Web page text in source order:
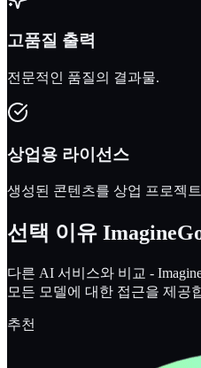
고품질 출력
전문적인 품질의 결과물.
상업용 라이선스
생성된 콘텐츠를 상업 프로젝
선택 이유
다른 AI 서비스와 비교 -
모든 모델에 대한 접근을 제공
추천